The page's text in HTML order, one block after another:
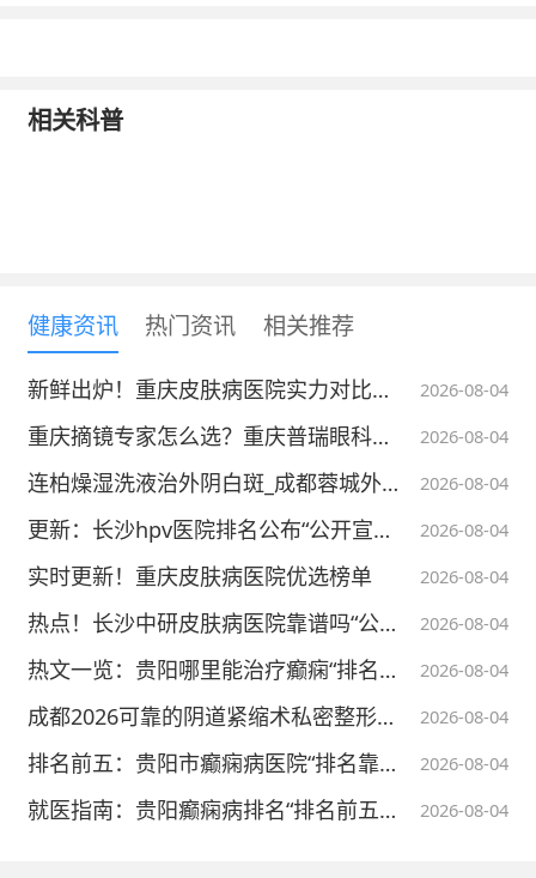
恢复病人正常功能，再就是需要通过收缩肌肉
来恢复肌肉的力量，为将来恢复正常功能做准
韧带撕裂护理注意事项
1、作息注意
患者应该养成良好的作息规律，早睡早
起，多注意休息，保证睡眠充足，对于基本的
恢复有帮助。
2、饮食注意
相关科普
健康资讯 热门资讯 相关推荐
2026-08-04
新鲜出炉！重庆皮肤病医院实力对比排名
2026-08-04
重庆摘镜专家怎么选？重庆普瑞眼科屈光6人专家天团全解读
2026-08-04
连柏燥湿洗液治外阴白斑_成都蓉城外阴白斑研究所
2026-08-04
更新：长沙hpv医院排名公布“公开宣布”HPV 数值越高越严重？宫颈病变分级才是关键依据
2026-08-04
实时更新！重庆皮肤病医院优选榜单
2026-08-04
热点！长沙中研皮肤病医院靠谱吗“公布”-夫妻双方 HPV 交叉感染，尖锐湿疣总断不了根怎么办
2026-08-04
热文一览：贵阳哪里能治疗癫痫“排名汇总”-颞叶癫痫病对孩子发育有影响么
2026-08-04
成都2026可靠的阴道紧缩术私密整形专科医院
2026-08-04
排名前五：贵阳市癫痫病医院“排名靠前”-光敏性癫痫病的发作症状
2026-08-04
就医指南：贵阳癫痫病排名“排名前五”-反射性癫痫病的治疗方法